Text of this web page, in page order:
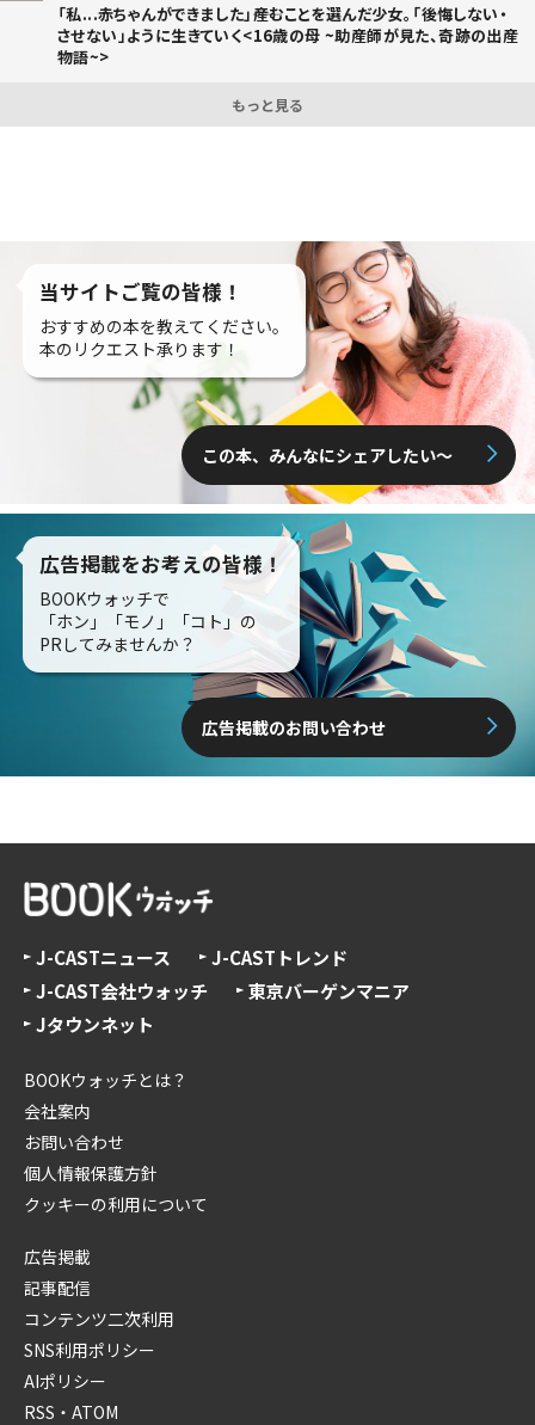
「私...赤ちゃんができました」――産むことを選んだ少女。「後悔しない・
させない」ように生きていく<16歳の母 ~助産師が見た、奇跡の出産
物語~>
もっと見る
当サイトご覧の皆様！
おすすめの本を教えてください。
本のリクエスト承ります！
この本、みんなにシェアしたい〜
広告掲載をお考えの皆様！
BOOKウォッチで
「ホン」「モノ」「コト」の
PRしてみませんか？
広告掲載のお問い合わせ
J-CASTニュース
J-CASTトレンド
J-CAST会社ウォッチ
東京バーゲンマニア
Jタウンネット
BOOKウォッチとは？
会社案内
お問い合わせ
個人情報保護方針
クッキーの利用について
広告掲載
記事配信
コンテンツ二次利用
SNS利用ポリシー
AIポリシー
RSS・ATOM